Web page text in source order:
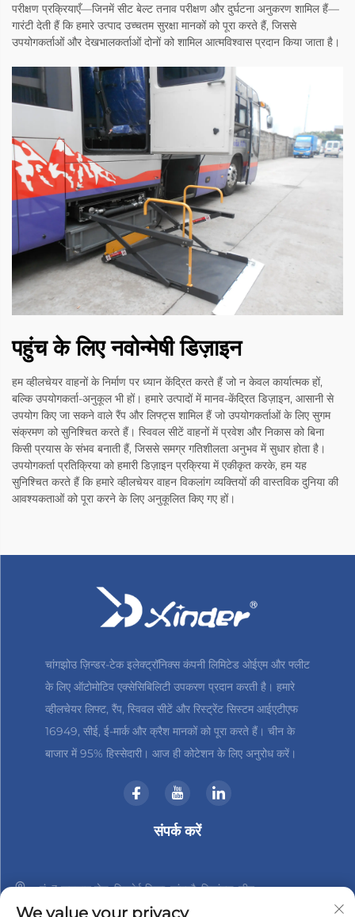
परीक्षण प्रक्रियाएँ—जिनमें सीट बेल्ट तनाव परीक्षण और दुर्घटना अनुकरण शामिल हैं—
गारंटी देती हैं कि हमारे उत्पाद उच्चतम सुरक्षा मानकों को पूरा करते हैं, जिससे
उपयोगकर्ताओं और देखभालकर्ताओं दोनों को शामिल आत्मविश्वास प्रदान किया जाता है।
पहुंच के लिए नवोन्मेषी डिज़ाइन
हम व्हीलचेयर वाहनों के निर्माण पर ध्यान केंद्रित करते हैं जो न केवल कार्यात्मक हों,
बल्कि उपयोगकर्ता-अनुकूल भी हों। हमारे उत्पादों में मानव-केंद्रित डिज़ाइन, आसानी से
उपयोग किए जा सकने वाले रैंप और लिफ्ट्स शामिल हैं जो उपयोगकर्ताओं के लिए सुगम
संक्रमण को सुनिश्चित करते हैं। स्विवल सीटें वाहनों में प्रवेश और निकास को बिना
किसी प्रयास के संभव बनाती हैं, जिससे समग्र गतिशीलता अनुभव में सुधार होता है।
उपयोगकर्ता प्रतिक्रिया को हमारी डिज़ाइन प्रक्रिया में एकीकृत करके, हम यह
सुनिश्चित करते हैं कि हमारे व्हीलचेयर वाहन विकलांग व्यक्तियों की वास्तविक दुनिया की
आवश्यकताओं को पूरा करने के लिए अनुकूलित किए गए हों।
चांगझोउ ज़िन्डर-टेक इलेक्ट्रॉनिक्स कंपनी लिमिटेड ओईएम और फ्लीट
के लिए ऑटोमोटिव एक्सेसिबिलिटी उपकरण प्रदान करती है। हमारे
व्हीलचेयर लिफ्ट, रैंप, स्विवल सीटें और रिस्ट्रेंट सिस्टम आईएटीएफ
16949, सीई, ई-मार्क और क्रैश मानकों को पूरा करते हैं। चीन के
बाजार में 95% हिस्सेदारी। आज ही कोटेशन के लिए अनुरोध करें।
संपर्क करें
नं. 3 हानशान रोड, जिनबेई जिला, चांगझौ, जियांगसु, चीन
We value your privacy